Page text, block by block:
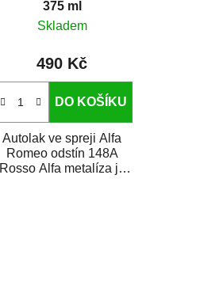
375 ml
Skladem
490 Kč
DO KOŠÍKU
Autolak ve spreji Alfa
Romeo odstín 148A
Rosso Alfa metalíza je